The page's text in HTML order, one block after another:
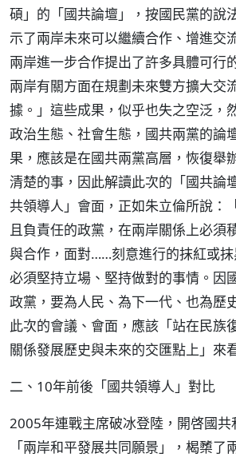
碩」的「國共論壇」，按國民黨的說
示了兩岸未來可以繼續合作、增進交
兩岸進一步合作提出了許多具體可行
兩岸有關方面在規劃未來雙方擴大交
據。」這些成果，似乎也失之空泛，
政治生態、社會生態，國共兩黨的論
果，應該是在國共兩黨高層，恢復舉
清楚的事，因此解讀此次的「國共論
共領導人」會面，正如朱立倫所說：
且負責任的政黨，在兩岸關係上必須
與合作，面對……刻意進行的抹紅或
必須堅持立場、堅持做對的事情。因
政黨，要為人民、為下一代、也為歷
此次的會議、會面，應該「站在民族
關係發展歷史與未來的交匯點上」來
二、10年前後「國共領導人」對比
2005年連戰主席破冰登陸，開啓國共
「兩岸和平發展共同願景」，楬櫫了